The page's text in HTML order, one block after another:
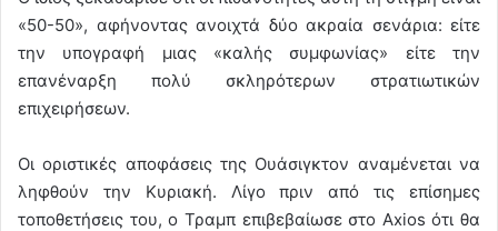
«50-50», αφήνοντας ανοιχτά δύο ακραία σενάρια: είτε
την υπογραφή μιας «καλής συμφωνίας» είτε την
επανέναρξη πολύ σκληρότερων στρατιωτικών
επιχειρήσεων.
Οι οριστικές αποφάσεις της Ουάσιγκτον αναμένεται να
ληφθούν την Κυριακή. Λίγο πριν από τις επίσημες
τοποθετήσεις του, ο Τραμπ επιβεβαίωσε στο Axios ότι θα